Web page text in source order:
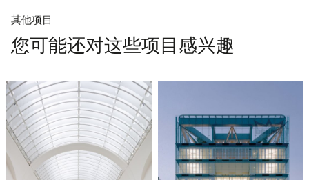
其他项目
您可能还对这些项目感兴趣